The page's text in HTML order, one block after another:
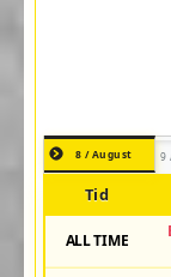
8 / August 9
Tid
ALL TIME